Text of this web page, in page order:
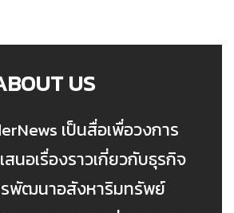
US
เป็นสื่อเพื่อวงการ
นอเรื่องราวเกี่ยวกับธุรกิจ
พัฒนาอสังหาริมทรัพย์